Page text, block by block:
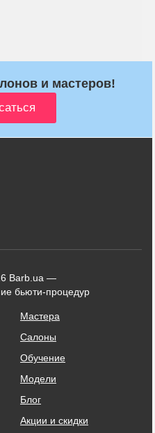
и мастеров!
Barb.ua —
бьюти-процедур
Мастера
Салоны
Обучение
Модели
Блог
Акции и скидки